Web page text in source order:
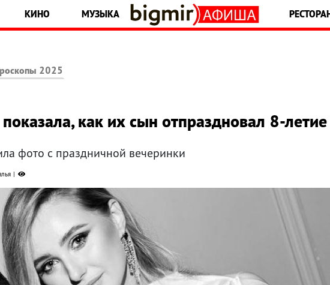
КИНО МУЗЫКА
2025
как их сын отпраздновал 8-летие
фото с праздничной вечеринки